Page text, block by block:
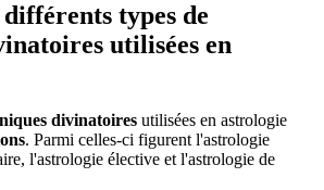
types de
utilisées en
divinatoires utilisées en astrologie
. Parmi celles-ci figurent l'astrologie
l'astrologie élective et l'astrologie de